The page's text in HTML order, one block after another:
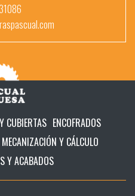
CUBIERTAS ENCOFRADOS
MECANIZACIÓN Y CÁLCULO
Y ACABADOS